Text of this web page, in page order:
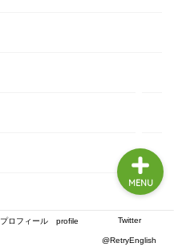
プロフィール profile Twitter
@RetryEnglish
MENU